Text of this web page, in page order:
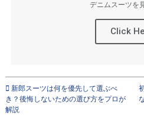
デニムスーツを
Click
新郎スーツは何を優先して選ぶべ
き？後悔しないための選び方をプロが
解説